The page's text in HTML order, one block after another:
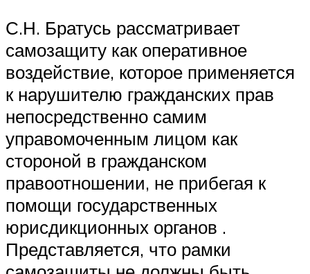
С.Н. Братусь рассматривает
самозащиту как оперативное
воздействие, которое применяется
к нарушителю гражданских прав
непосредственно самим
управомоченным лицом как
стороной в гражданском
правоотношении, не прибегая к
помощи государственных
юрисдикционных органов .
Представляется, что рамки